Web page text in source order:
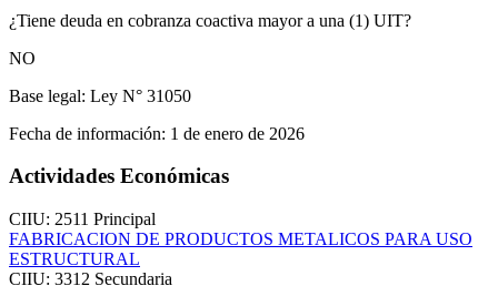
¿Tiene deuda en cobranza coactiva mayor a una (1) UIT?
NO
Base legal: Ley N° 31050
Fecha de información: 1 de enero de 2026
Actividades Económicas
CIIU: 2511 Principal
FABRICACION DE PRODUCTOS METALICOS PARA USO
ESTRUCTURAL
CIIU: 3312 Secundaria